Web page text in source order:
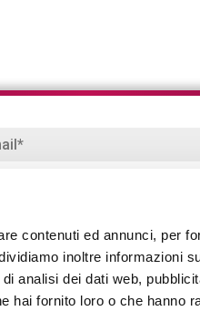
contenuti ed annunci, per
inoltre informazioni
analisi dei dati web,
hai fornito loro o che hanno